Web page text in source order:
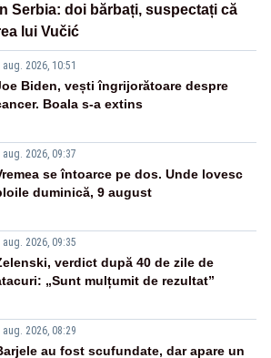
Serbia: doi bărbați, suspectați că
lui Vučić
aug. 2026, 10:51
Biden, vești îngrijorătoare despre
Boala s-a extins
aug. 2026, 09:37
se întoarce pe dos. Unde lovesc
duminică, 9 august
aug. 2026, 09:35
verdict după 40 de zile de
„Sunt mulțumit de rezultat”
aug. 2026, 08:29
au fost scufundate, dar apare un